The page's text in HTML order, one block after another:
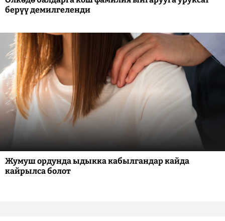
берүү демилгеленди
Жумуш ордунда ыдыкка кабылгандар кайда
кайрылса болот